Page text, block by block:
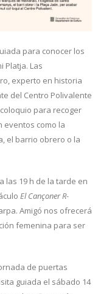
para conocer los
Platja. Las
experto en historia
del Centro Polivalente
para recoger
eventos como la
el barrio obrero o la
las 19 h de la tarde en
El Cançoner R-
Amigó nos ofrecerá
femenina para ser
de puertas
guiada el sábado 14